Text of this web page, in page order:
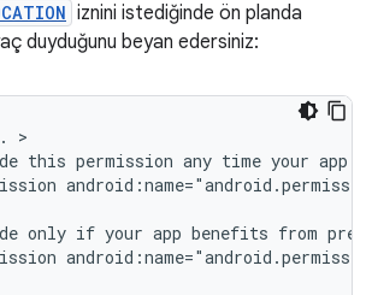
iznini istediğinde ön planda
duyduğunu beyan edersiniz:
this permission any time your app
only if your app benefits from